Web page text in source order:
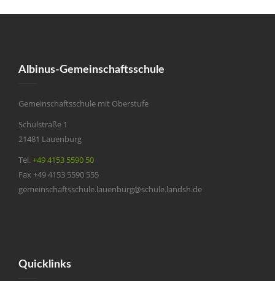
Albinus-Gemeinschaftsschule
Gemeinschaftsschule mit Oberstufe
Schulstraße 1
21481 Lauenburg
Tel.+49 4153 5590 50
Fax +49 4153 5590 555
gemeinschaftsschule.lauenburg@schule.landsh.de
Quicklinks